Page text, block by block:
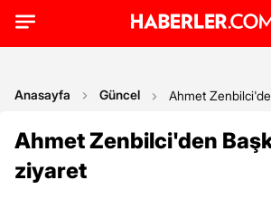
Anasayfa Güncel Ahmet
Ahmet Zenbilci'den
ziyaret